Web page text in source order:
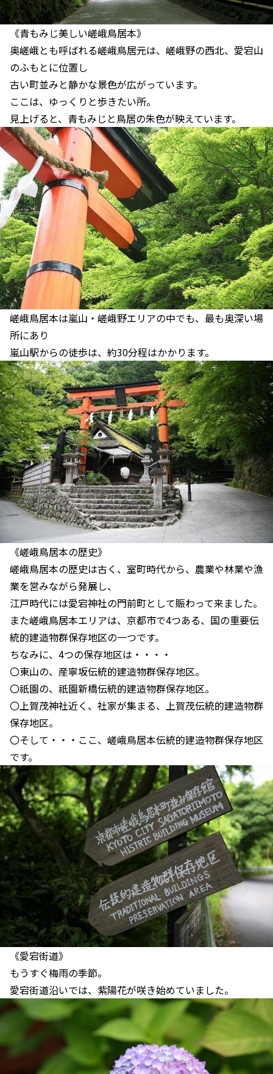
《青もみじ美しい嵯峨鳥居本》
奥嵯峨とも呼ばれる嵯峨鳥居元は、嵯峨野の西北、愛宕山
のふもとに位置し
古い町並みと静かな景色が広がっています。
ここは、ゆっくりと歩きたい所。
見上げると、青もみじと鳥居の朱色が映えています。
嵯峨鳥居本は嵐山・嵯峨野エリアの中でも、最も奥深い場
所にあり
嵐山駅からの徒歩は、約30分程はかかります。
《嵯峨鳥居本の歴史》
嵯峨鳥居本の歴史は古く、室町時代から、農業や林業や漁
業を営みながら発展し、
江戸時代には愛宕神社の門前町として賑わって来ました。
また嵯峨鳥居本エリアは、京都市で4つある、国の重要伝
統的建造物群保存地区の一つです。
ちなみに、4つの保存地区は・・・・
〇東山の、産寧坂伝統的建造物群保存地区。
〇祇園の、祇園新橋伝統的建造物群保存地区。
〇上賀茂神社近く、社家が集まる、上賀茂伝統的建造物群
保存地区。
〇そして・・・ここ、嵯峨鳥居本伝統的建造物群保存地区
です。
《愛宕街道》
もうすぐ梅雨の季節。
愛宕街道沿いでは、紫陽花が咲き始めていました。